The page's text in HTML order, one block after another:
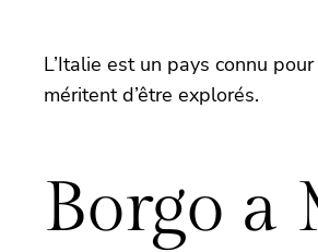
L’Italie est un pays connu
méritent d’être explorés.
Borgo a